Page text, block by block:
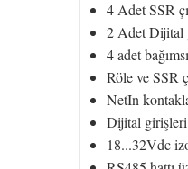
4 Adet SSR
2 Adet Dijital
4 adet
Röle ve SSR
NetIn
Dijital girişleri
18...32Vdc